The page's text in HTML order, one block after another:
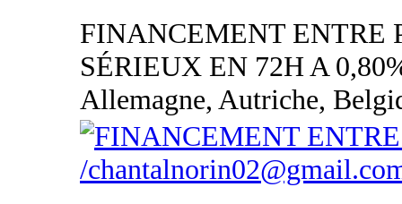
FINANCEMENT ENTRE
SÉRIEUX EN 72H A
Allemagne, Autriche,